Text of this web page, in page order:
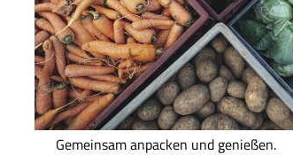
Gemeinsam anpacken und genießen.